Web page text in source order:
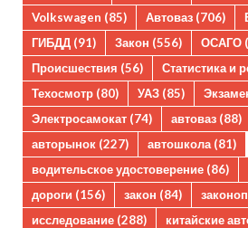
Volkswagen (85) Автоваз (706)
ГИБДД (91) Закон (556) ОСАГО
Происшествия (56) Статистика и
Техосмотр (80) УАЗ (85)
Электросамокат (74) автоваз (88)
авторынок (227) автошкола (81)
водительское удостоверение (86)
дороги (156) закон (84)
исследование (288) китайские